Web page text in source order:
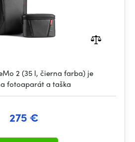
2 (35 l, čierna farba) je
fotoaparát a taška
275 €